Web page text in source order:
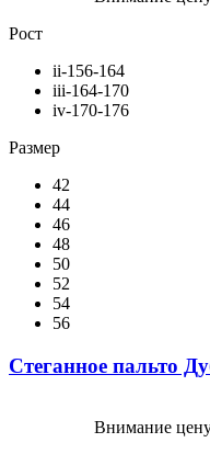
Рост
ii-156-164
iii-164-170
iv-170-176
Размер
42
44
46
48
50
52
54
56
Стеганное пальто
Внимание